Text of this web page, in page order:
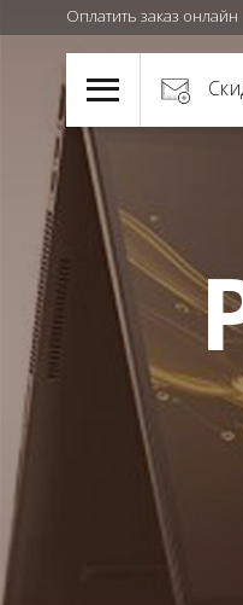
Оплатить заказ онлайн